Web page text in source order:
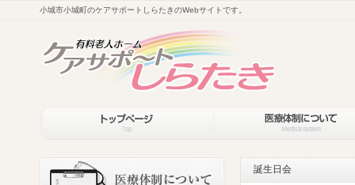
小城市小城町のケアサポートしらたきのWebサイトです。
誕生日会